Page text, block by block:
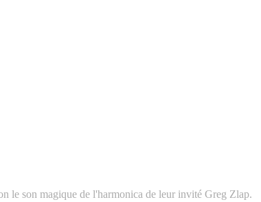
le son magique de l'harmonica de leur invité Greg Zlap.